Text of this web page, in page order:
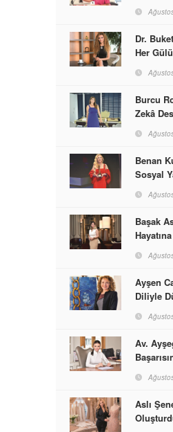
Dr.
Her
Burcu
Zekâ
Benan
Sosyal
Başak
Ayşen
Diliyle
Av.
Aslı